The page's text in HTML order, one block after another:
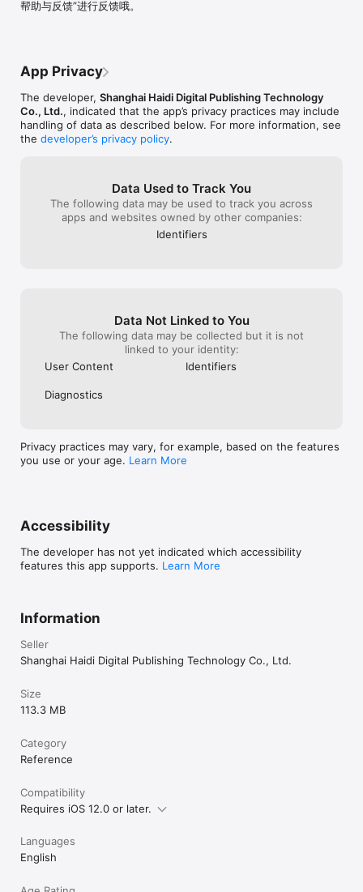
【考频统计】
收录数十本经典外国名著，同步支持文字和语音版、支持点击查词及
划线翻译，让您拥有更经典的英文原版书库、更便捷的英文名著阅读
体验。
【视频微课】
特邀著名英语教师录制视频课程，精心打造四级写作课、词汇引爆营
等课程，助您更快、更好地记忆单词、理解语法、学会表达。
每日“抖英”、每日辨析、每日一听、每日一练等学习专栏实时更新，
更有阅读、听力、写作、语法等卡片化繁为简，每日十分钟，学习轻
任务助您聚沙成塔。
【阶段专属词汇定制】
选择您目前的英语学习阶段，获取专属单词书，听说读写巩固单词记
自定义生词本，您可标记单词熟练度，方便下次查找和使用，助您更
采用云端同步技术，为您提供生词同步学习服务，切换设备也不用担
心丢失单词本，助您高效无缝学习。
海词词典以种类全、词量大、讲解细为特色，集查单词、学单词、背
单词于一体，为您提供英语相关知识的查阅、学习和复习服务，带给
您全新的词典应用和语言学习体验。
选择正版应用，学习更有保障！（版权所有，盗版必究）
隐私政策：https://hcapi.dict.cn/privacy-policy/policy.html
帮助与反馈”进行反馈哦。
App Privacy
The developer, Shanghai Haidi Digital Publishing Technology
Co., Ltd., indicated that the app’s privacy practices may include
handling of data as described below. For more information, see
the developer’s privacy policy.
Data Used to Track You
The following data may be used to track you across
apps and websites owned by other companies:
Identifiers
Data Not Linked to You
The following data may be collected but it is not
linked to your identity:
User Content
Identifiers
Diagnostics
Privacy practices may vary, for example, based on the features
you use or your age. Learn More
Accessibility
The developer has not yet indicated which accessibility
features this app supports. Learn More
Information
Seller
Shanghai Haidi Digital Publishing Technology Co., Ltd.
Size
113.3 MB
Category
Reference
Compatibility
Requires iOS 12.0 or later.
Languages
English